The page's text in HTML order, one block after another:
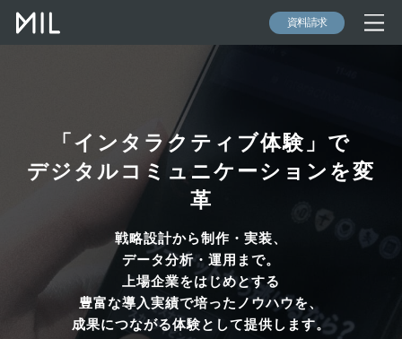
資料請求
「インタラクティブ体験」で
デジタルコミュニケーションを変
革
戦略設計から制作・実装、
データ分析・運用まで。
上場企業をはじめとする
豊富な導入実績で培ったノウハウを、
成果につながる体験として提供します。